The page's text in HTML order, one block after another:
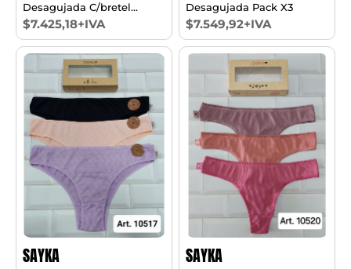
Desagujada C/bretel
Regulable Pack X3
$7.425,18+IVA
Desagujada Pack X3
$7.549,92+IVA
SAYKA SAYKA